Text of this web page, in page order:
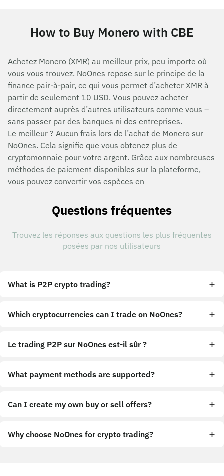
How to Buy Monero with CBE
Achetez Monero (XMR) au meilleur prix, peu importe où
vous vous trouvez. NoOnes repose sur le principe de la
finance pair-à-pair, ce qui vous permet d’acheter XMR à
partir de seulement 10 USD. Vous pouvez acheter
directement auprès d’autres utilisateurs comme vous –
sans passer par des banques ni des entreprises.
Le meilleur ? Aucun frais lors de l’achat de Monero sur
NoOnes. Cela signifie que vous obtenez plus de
cryptomonnaie pour votre argent. Grâce aux nombreuses
méthodes de paiement disponibles sur la plateforme,
vous pouvez convertir vos espèces en
Questions fréquentes
Trouvez les réponses aux questions les plus fréquentes
posées par nos utilisateurs
What is P2P crypto trading?
Which cryptocurrencies can I trade on NoOnes?
Le trading P2P sur NoOnes est-il sûr ?
What payment methods are supported?
Can I create my own buy or sell offers?
Why choose NoOnes for crypto trading?